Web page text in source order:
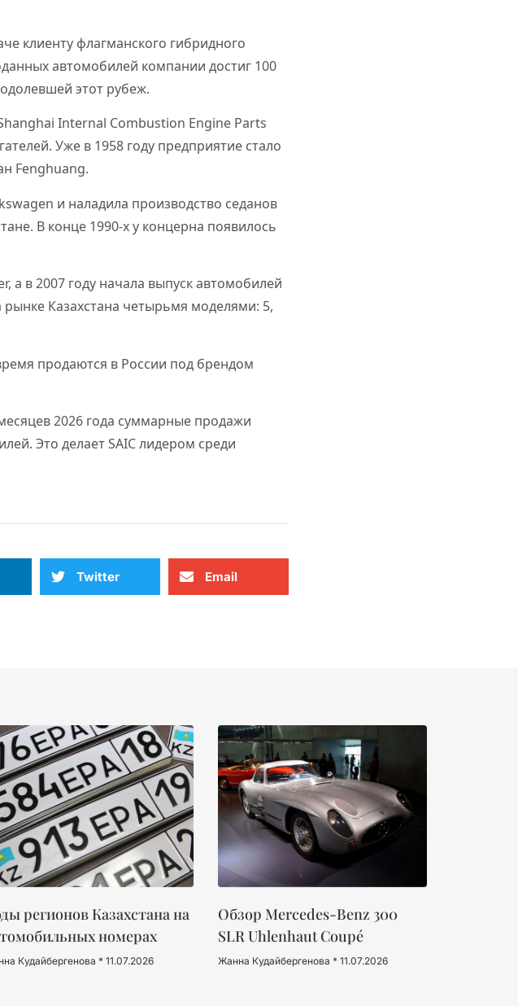
клиенту флагманского гибридного
автомобилей компании достиг 100
этот рубеж.
Internal Combustion Engine Parts
Уже в 1958 году предприятие стало
Fenghuang.
и наладила производство седанов
В конце 1990-х у концерна появилось
а в 2007 году начала выпуск автомобилей
Казахстана четырьмя моделями: 5,
продаются в России под брендом
2026 года суммарные продажи
Это делает SAIC лидером среди
Twitter Email
регионов Казахстана на
номерах
Кудайбергенова 11.07.2026
Обзор Mercedes-Benz 300
SLR Uhlenhaut Coupé
Жанна Кудайбергенова 11.07.2026